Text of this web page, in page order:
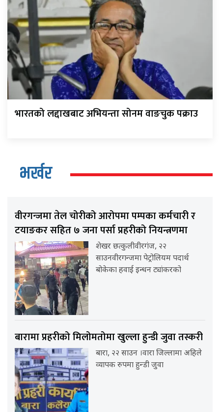
भारतको लद्दाखबाट अभियन्ता सोनम वाङचुक पक्राउ
भर्खर
वीरगन्जमा तेल चोरीको आरोपमा पम्पका कर्मचारी र
टयाङकर सहित ७ जना पर्सा प्रहरीको नियन्त्रणमा
शेखर छत्कुलीवीरगंज, २२
साउनवीरगन्जमा पेट्रोलियम पदार्थ
बोकेका हवाई इन्धन ट्यांकरको
बारामा प्रहरीको मिलोमतोमा खुल्ला हुन्डी जुवा तस्करी
बारा, २२ साउन ।वारा जिल्लामा अहिले
व्यापक रुपमा हुन्डी जुवा